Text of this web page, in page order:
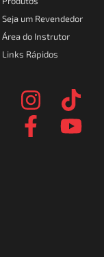
Seja um Revendedor
Área do Instrutor
Links Rápidos
n
s
t
i
k
t
a
c
e
o
u
t